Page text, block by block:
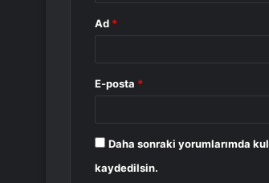
Ad *
E-posta *
Daha sonraki yorumlarımda
kaydedilsin.